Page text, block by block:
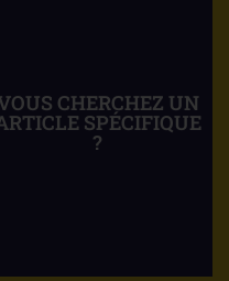
CHERCHEZ UN
SPÉCIFIQUE
?
Contactez-nous !